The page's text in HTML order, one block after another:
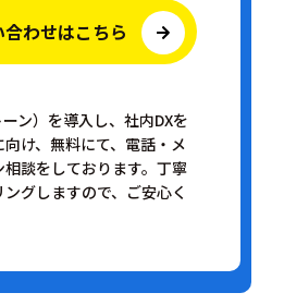
合わせはこちら
ン）を導入し、社内DXを
け、無料にて、電話・メ
談をしております。丁寧
グしますので、ご安心く